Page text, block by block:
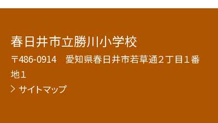
春日井市立勝川小学校
〒486-0914 愛知県春日井市若草通２丁目１番
地１
サイトマップ